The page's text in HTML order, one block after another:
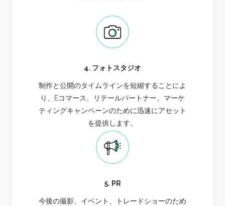
4. フォトスタジオ
制作と公開のタイムラインを短縮することによ
り、Eコマース、リテールパートナー、マーケ
ティングキャンペーンのために迅速にアセット
を提供します。
5. PR
今後の撮影、イベント、トレードショーのため